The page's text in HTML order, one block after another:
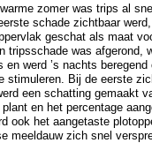
zomer was trips al
schade zichtbaar
geschat als maat
tripsschade was afgerond,
en werd ’s nachts
stimuleren. Bij de eerste
een schatting gemaakt
en het percentage
ook het aangetaste
meeldauw zich snel